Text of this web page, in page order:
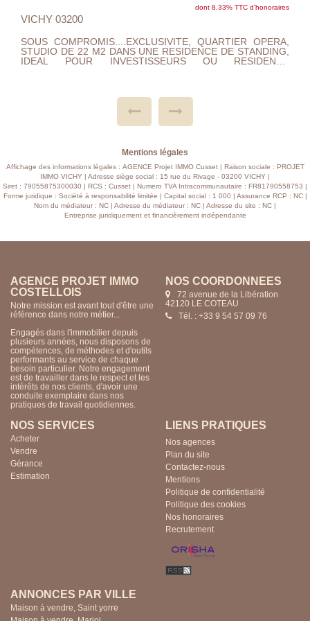
dont 5.33% TTC d'honoraires
VICHY 03200
IDEAL 1 ER ACHAT OU INVESTISSEMENT.... T3 DE 64 M2
AU 7 IEME ET DERNIER ETAGE TRES LUMINEUX EXPO
SUD, CUISINE AMENAGEE OUVERTE SUR SEJOUR
LAC D'ALLIER. CHAUFFAGE GAZ DE VILLE , DOUBLE
Mentions légales
Affichage des informations légales : AGENCE Projet IMMO Cusset | Raison sociale : PROJET
IMMO VICHY | Adresse siège social : 15 rue du Rivage - 03200 VICHY |
Siret : 79055875300030 | RCS : Cusset | Numero TVA Intracommunautaire : FR81790558753 |
Forme juridique : Société à responsabilité limitée | Capital social : 1 000 | Assurance RCP : NC |
Nom du médiateur : NC | Adresse du médiateur : NC | Adresse du site : NC |
Entreprise juridiquement et financièrement indépendante
AGENCE PROJET IMMO
CUSSET
Notre mission est avant tout d'être une
référence dans notre métier...
Engagés dans l'immobilier depuis
plusieurs années, nous disposons de
compétences, de méthodes et d'outils
performants au service de chaque
besoin particulier. Notre engagement
est de travailler dans le respect et les
intérêts de nos clients, d'avoir une
conduite exemplaire dans nos
pratiques de travail quotidiennes.
NOS COORDONNÉES
15 rue du Rivage
03200 VICHY
Tél. : +33 4 70 57 85 24
NOS SERVICES
Acheter
Vendre
Gérance
Estimation
LIENS PRATIQUES
Nos agences
Plan du site
Contactez-nous
Mentions
Politique de confidentialité
Politique des cookies
Nos honoraires
Recrutement
ANNONCES PAR VILLE
Maison à vendre, Saint yorre